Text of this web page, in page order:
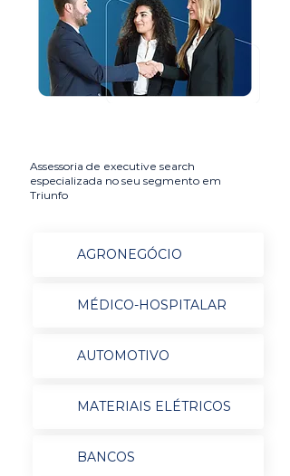
Assessoria de executive search
especializada no seu segmento em
Triunfo
AGRONEGÓCIO
MÉDICO-HOSPITALAR
AUTOMOTIVO
MATERIAIS ELÉTRICOS
BANCOS